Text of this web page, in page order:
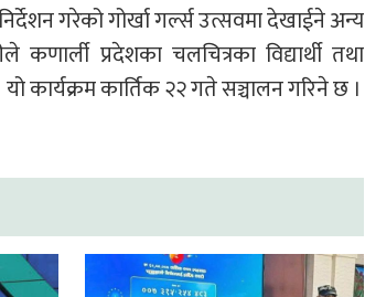
गरेको गोर्खा गर्ल्स उत्सवमा देखाईने अन्य
प्रदेशका चलचित्रका विद्यार्थी तथा
कार्यक्रम कार्तिक २२ गते सञ्चालन गरिने छ ।